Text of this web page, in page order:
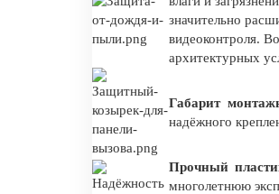
значительно
видеоконтроля.
архитектурных
Габарит
надёжного
Прочный
многолетнюю